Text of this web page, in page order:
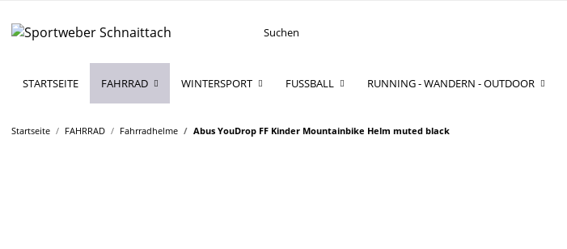
FAHRRAD WINTERSPORT FUSSBALL RUNNING - WANDERN - OUTDOOR
STARTSEITE
Startseite FAHRRAD Fahrradhelme Abus YouDrop FF Kinder Mountainbike Helm muted black